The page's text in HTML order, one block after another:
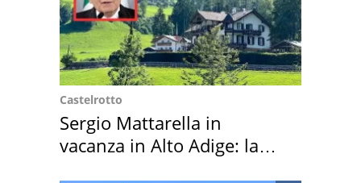
Castelrotto
Sergio Mattarella in
vacanza in Alto Adige: la